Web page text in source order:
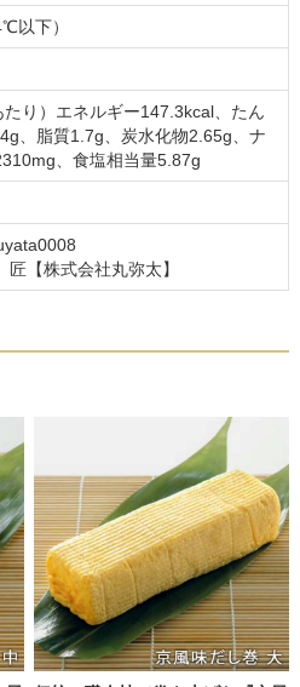
以下）
たり）エネルギー147.3kcal、たん
、脂質1.7g、炭水化物2.65g、ナ
、食塩相当量5.87g
【株式会社丸弥太】